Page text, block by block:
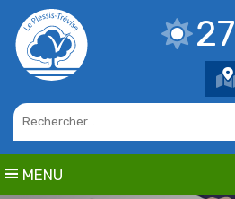
Points d'intérêt
Parcs et jardins
Services publics
Culture
Cimetière / Eglise
Petite enfance
27
MENU